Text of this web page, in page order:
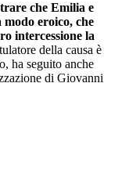
che Emilia e
eroico, che
intercessione la
della causa è
ha seguito anche
di Giovanni